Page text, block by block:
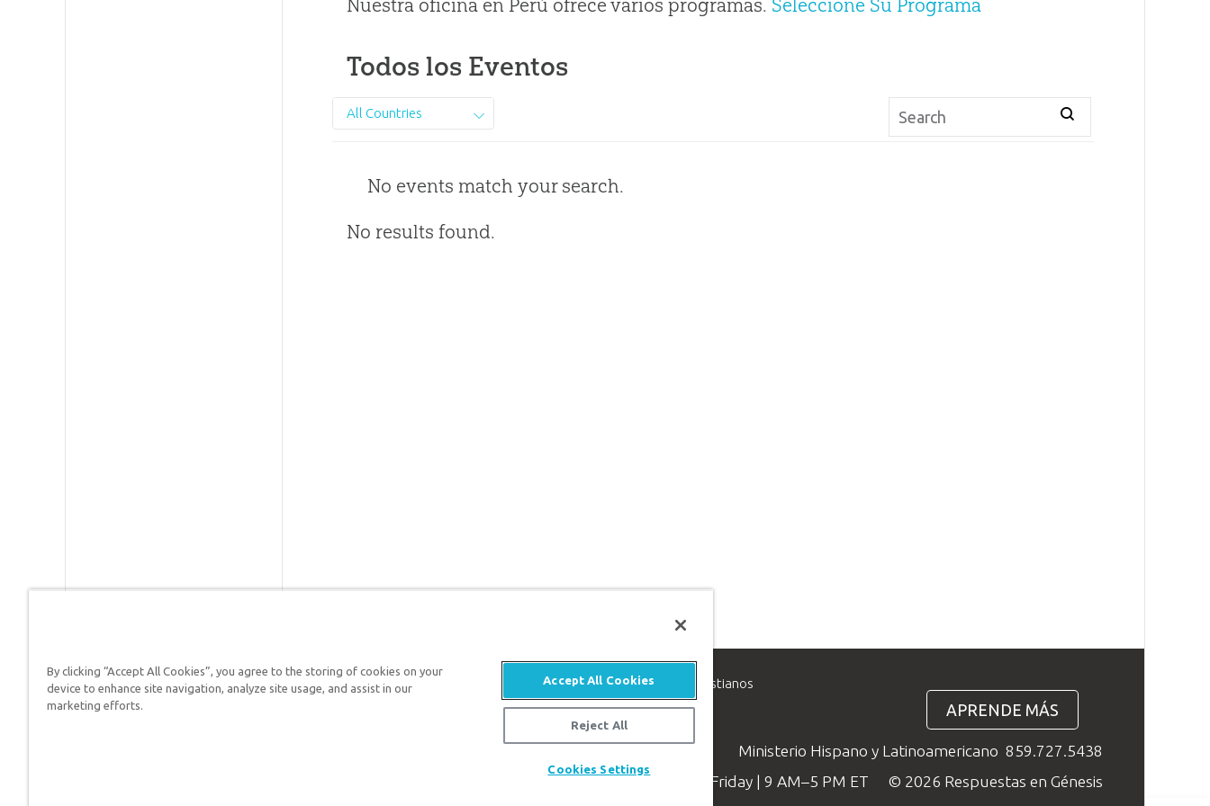
Nuestra oficina en Perú ofrece varios programas. Seleccione Su Programa
Todos los Eventos
All Countries
No events match your search.
No results found.
Respuestas en Génesis es un ministerio de apologética, dedicado a ayudar a los cristianos
defender su fe y proclamar el evangelio de Jesucristo.
APRENDE MÁS
Ministerio Hispano y Latinoamericano 859.727.5438
Available Monday–Friday | 9 AM–5 PM ET
© 2026 Respuestas en Génesis
By clicking “Accept All Cookies”, you agree to the storing of cookies on your
device to enhance site navigation, analyze site usage, and assist in our
marketing efforts.
Accept All Cookies
Reject All
Cookies Settings